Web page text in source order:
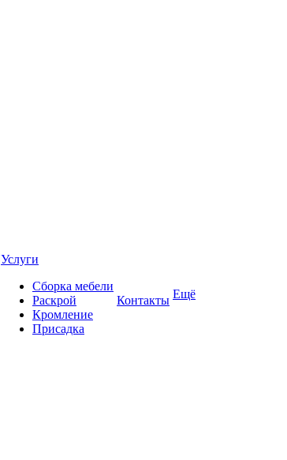
Услуги
Сборка мебели
Раскрой
Кромление
Присадка
Контакты Ещё